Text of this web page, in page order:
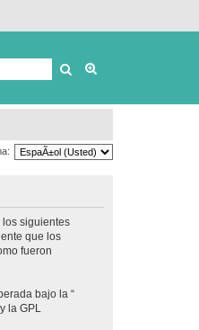
Buscar
los siguientes
que los
fueron
bajo la “
la GPL